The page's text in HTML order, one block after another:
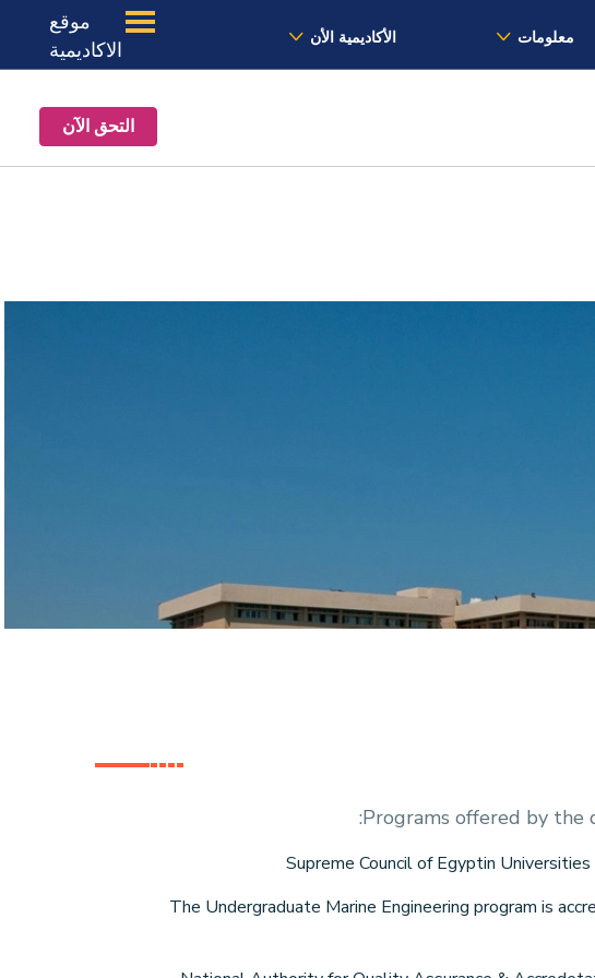
معلومات الأكاديمية الأن
موقع
الاكاديمية
الأخبار معنا الموقع
التحق الآن
Programs offered by the
Supreme Council of Egyptin
The Undergraduate Marine Engineering program is